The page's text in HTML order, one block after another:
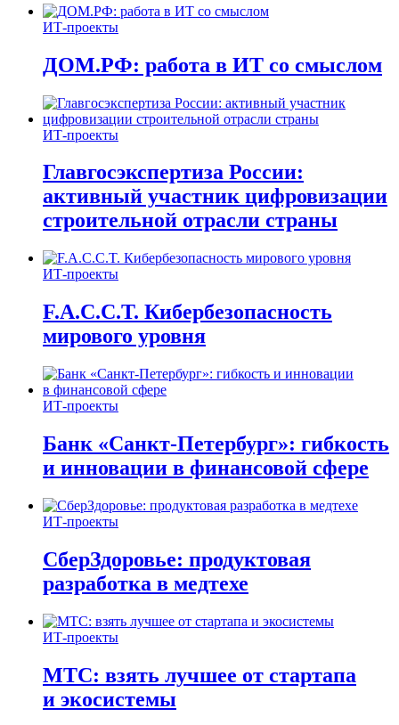
ИТ-проекты
ДОМ.РФ: работа в ИТ со смыслом
ИТ-проекты
Главгосэкспертиза России:
активный участник цифровизации
строительной отрасли страны
ИТ-проекты
F.A.C.C.T. Кибербезопасность
мирового уровня
ИТ-проекты
Банк «Санкт-Петербург»: гибкость
и инновации в финансовой сфере
ИТ-проекты
СберЗдоровье: продуктовая
разработка в медтехе
ИТ-проекты
МТС: взять лучшее от стартапа
и экосистемы